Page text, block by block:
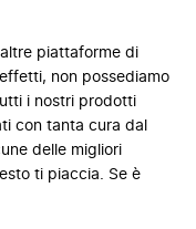
piattaforme di
non possediamo
i nostri prodotti
con tanta cura dal
delle migliori
ti piaccia. Se è